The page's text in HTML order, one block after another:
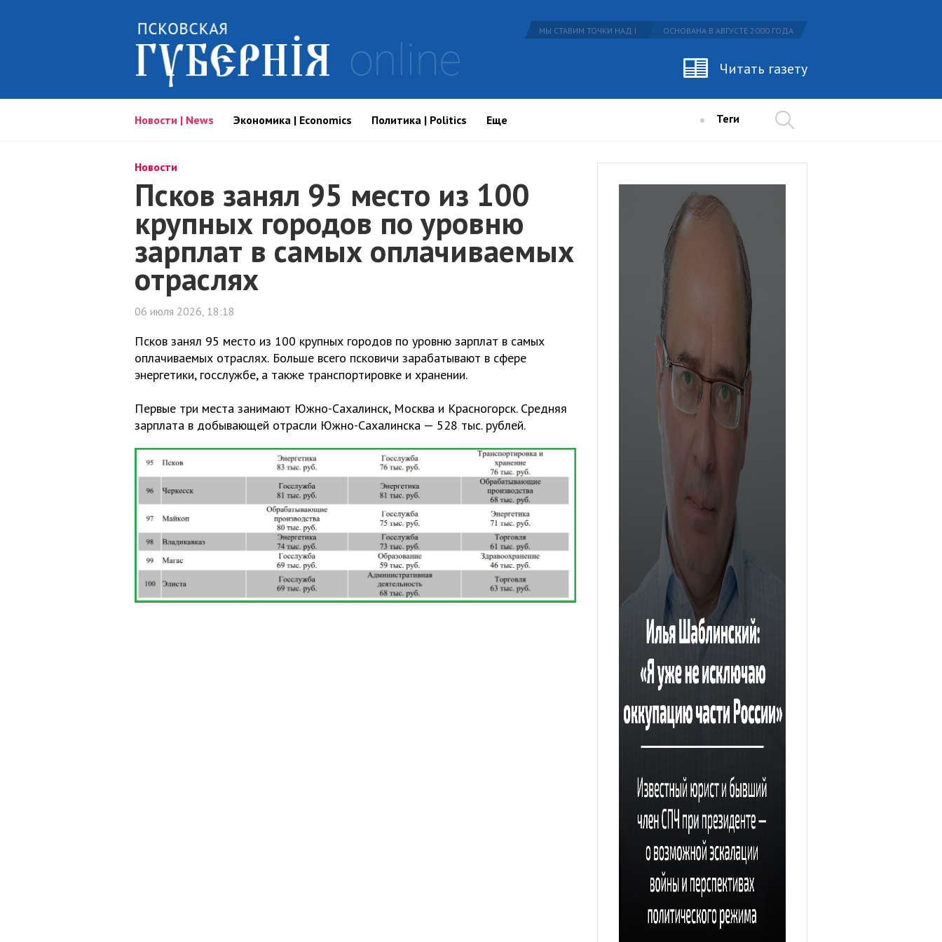
МЫ СТАВИМ ТОЧКИ НАД I ОСНОВАНА В АВГУСТЕ 2000 ГОДА
Читать газету
Новости | News Экономика | Economics Политика | Politics Еще Теги
Новости
Псков занял 95 место из 100
крупных городов по уровню
зарплат в самых оплачиваемых
отраслях
06 июля 2026, 18:18
Псков занял 95 место из 100 крупных городов по уровню зарплат в самых
оплачиваемых отраслях. Больше всего псковичи зарабатывают в сфере
энергетики, госслужбе, а также транспортировке и хранении.
Первые три места занимают Южно-Сахалинск, Москва и Красногорск. Средняя
зарплата в добывающей отрасли Южно-Сахалинска — 528 тыс. рублей.